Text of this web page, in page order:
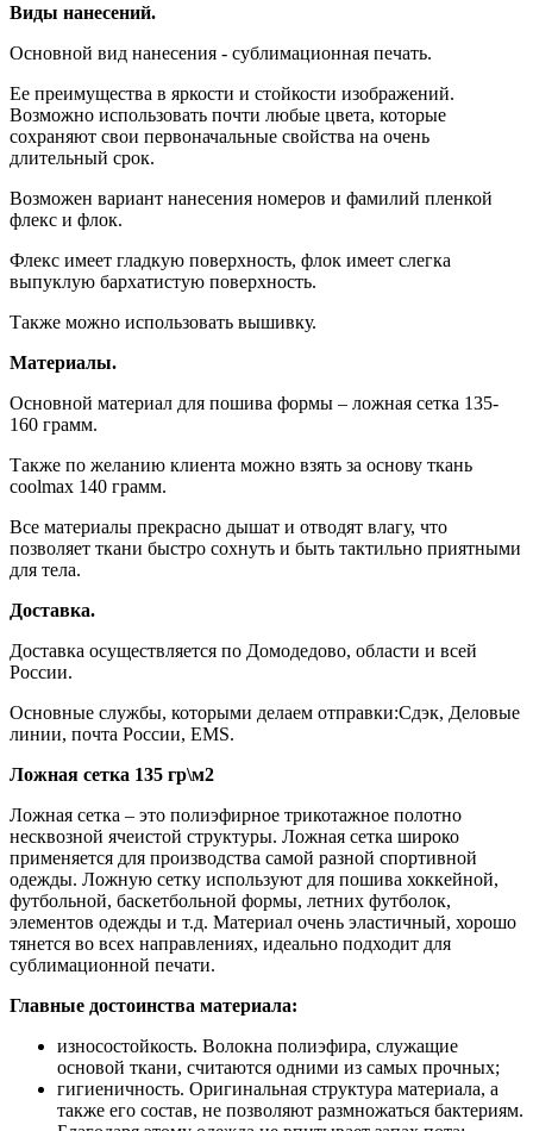
Виды нанесений.
Основной вид нанесения - сублимационная печать.
Ее преимущества в яркости и стойкости изображений.
Возможно использовать почти любые цвета, которые
сохраняют свои первоначальные свойства на очень
длительный срок.
Возможен вариант нанесения номеров и фамилий пленкой
флекс и флок.
Флекс имеет гладкую поверхность, флок имеет слегка
выпуклую бархатистую поверхность.
Также можно использовать вышивку.
Материалы.
Основной материал для пошива формы – ложная сетка 135-
160 грамм.
Также по желанию клиента можно взять за основу ткань
coolmax 140 грамм.
Все материалы прекрасно дышат и отводят влагу, что
позволяет ткани быстро сохнуть и быть тактильно приятными
для тела.
Доставка.
Доставка осуществляется по Домодедово, области и всей
России.
Основные службы, которыми делаем отправки:Сдэк, Деловые
линии, почта России, EMS.
Ложная сетка 135 гр\м2
Ложная сетка – это полиэфирное трикотажное полотно
несквозной ячеистой структуры. Ложная сетка широко
применяется для производства самой разной спортивной
одежды. Ложную сетку используют для пошива хоккейной,
футбольной, баскетбольной формы, летних футболок,
элементов одежды и т.д. Материал очень эластичный, хорошо
тянется во всех направлениях, идеально подходит для
сублимационной печати.
Главные достоинства материала:
износостойкость. Волокна полиэфира, служащие
основой ткани, считаются одними из самых прочных;
гигиеничность. Оригинальная структура материала, а
также его состав, не позволяют размножаться бактериям.